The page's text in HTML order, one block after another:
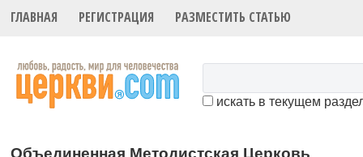
ГЛАВНАЯ РЕГИСТРАЦИЯ РАЗМЕСТИТЬ СТАТЬЮ
искать в текущем
Объединенная Методистская Церковь